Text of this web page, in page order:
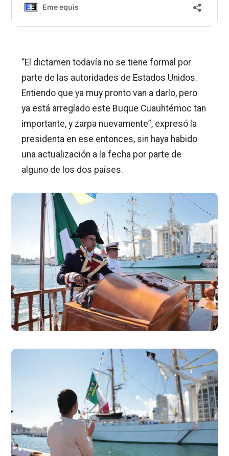
“El dictamen todavía no se tiene formal por
parte de las autoridades de Estados Unidos.
Entiendo que ya muy pronto van a darlo, pero
ya está arreglado este Buque Cuauhtémoc tan
importante, y zarpa nuevamente”, expresó la
presidenta en ese entonces, sin haya habido
una actualización a la fecha por parte de
alguno de los dos países.